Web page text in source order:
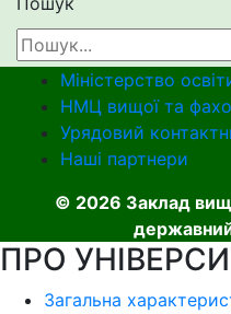
Міністерство
НМЦ вищої та
Урядовий
Наші партнери
© 2026 Заклад
ПРО
Загальна